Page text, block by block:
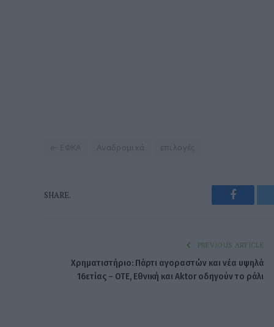
e- ΕΦΚΑ Αναδρομικά επιλογές
SHARE.
PREVIOUS ARTICLE
Χρηματιστήριο: Πάρτι αγοραστών και νέα υψηλά
16ετίας – ΟΤΕ, Εθνική και Aktor οδηγούν το ράλι